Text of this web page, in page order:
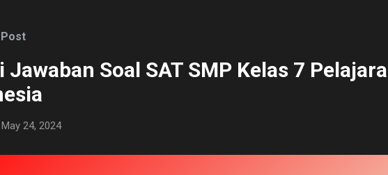
Jawaban Soal SAT SMP Kelas 7
May 24, 2024